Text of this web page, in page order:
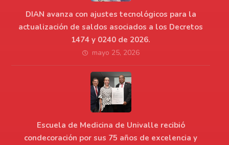
DIAN avanza con ajustes tecnológicos para la
actualización de saldos asociados a los Decretos
1474 y 0240 de 2026.
mayo 25, 2026
Escuela de Medicina de Univalle recibió
condecoración por sus 75 años de excelencia y